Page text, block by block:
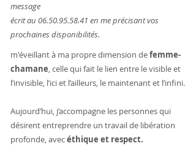
message
écrit au 06.50.95.58.41 en me précisant vos
prochaines disponibilités.
m'éveillant à ma propre dimension defemme-
chamane, celle qui fait le lien entre le visible et
l’invisible, l’ici et l’ailleurs, le maintenant et l’infini.
Aujourd’hui, j’accompagne les personnes qui
désirent entreprendre un travail de libération
profonde, avecéthique et respect.